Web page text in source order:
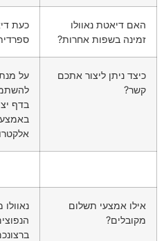
האם דיאטת נאוולו
זמינה בשפות אחרות?
כעת
כיצד ניתן ליצור אתכם
קשר?
על מנת
בדף
אילו אמצעי תשלום
מקובלים?